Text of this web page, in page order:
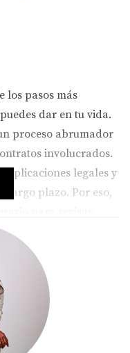
los pasos más
dar en tu vida.
proceso abrumador
involucrados.
legales y
largo plazo. Por eso,
antes de dar el
desglosaremos los
conocer y cómo
comprador.
Comprar